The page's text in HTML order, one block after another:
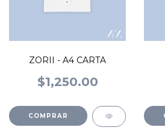
ZORII - A4 CARTA
$1,250.00